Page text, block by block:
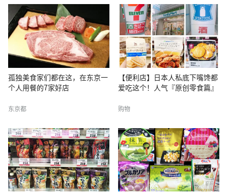
孤独美食家们都在这，在东京一
个人用餐的7家好店
东京都
【便利店】日本人私底下嘴馋都
爱吃这个！人气『原创零食篇』
购物